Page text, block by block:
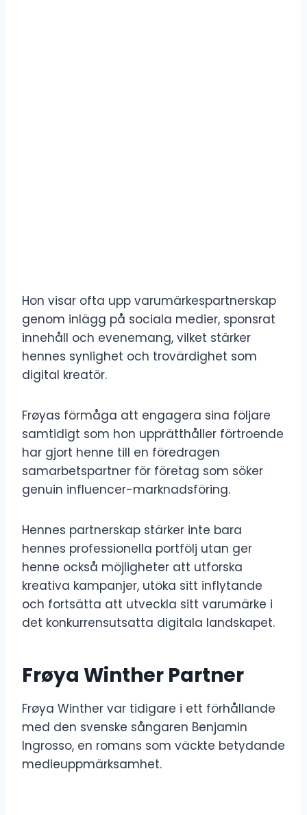
Hon visar ofta upp varumärkespartnerskap
genom inlägg på sociala medier, sponsrat
innehåll och evenemang, vilket stärker
hennes synlighet och trovärdighet som
digital kreatör.
Frøyas förmåga att engagera sina följare
samtidigt som hon upprätthåller förtroende
har gjort henne till en föredragen
samarbetspartner för företag som söker
genuin influencer-marknadsföring.
Hennes partnerskap stärker inte bara
hennes professionella portfölj utan ger
henne också möjligheter att utforska
kreativa kampanjer, utöka sitt inflytande
och fortsätta att utveckla sitt varumärke i
det konkurrensutsatta digitala landskapet.
Frøya Winther Partner
Frøya Winther var tidigare i ett förhållande
med den svenske sångaren Benjamin
Ingrosso, en romans som väckte betydande
medieuppmärksamhet.